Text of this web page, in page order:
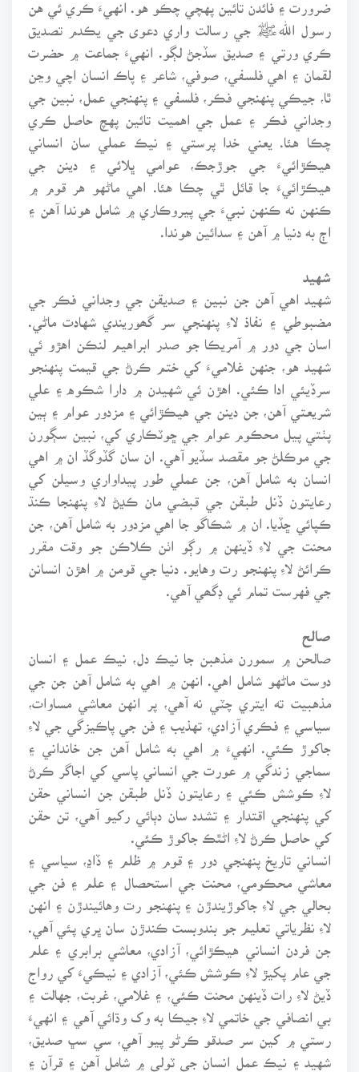
ضرورت ۽ فائدن تائين پهچي چڪو هو. انهيءَ ڪري ئي هن
رسول اللهﷺ جي رسالت واري دعوى جي يڪدم تصديق
ڪري ورتي ۽ صديق سڏجڻ لڳو. انهيءَ جماعت ۾ حضرت
لقمان ۽ اهي فلسفي، صوفي، شاعر ۽ پاڪ انسان اچي وڃن
ٿا، جيڪي پنهنجي فڪر، فلسفي ۽ پنهنجي عمل، نبين جي
وجداني فڪر ۽ عمل جي اهميت تائين پهچ حاصل ڪري
چڪا هئا. يعني خدا پرستي ۽ نيڪ عملي سان انساني
هيڪڙائيءَ جي جوڙجڪ، عوامي ڀلائي ۽ دينن جي
هيڪڙائيءَ جا قائل ٿي چڪا هئا. اهي ماڻهو هر قوم ۾
ڪنهن نه ڪنهن نبيءَ جي پيروڪاري ۾ شامل هوندا آهن ۽
اڄ به دنيا ۾ آهن ۽ سدائين هوندا.
شهيد اهي آهن جن نبين ۽ صديقن جي وجداني فڪر جي
مضبوطي ۽ نفاذ لاءِ پنهنجي سر گھوريندي شهادت ماڻي.
اسان جي دور ۾ آمريڪا جو صدر ابراهيم لنڪن اهڙو ئي
شهيد هو، جنهن غلاميءَ کي ختم ڪرڻ جي قيمت پنهنجو
سرڏيئي ادا ڪئي. اهڙن ئي شهيدن ۾ دارا شڪوه ۽ علي
شريعتي آهن، جن دينن جي هيڪڙائي ۽ مزدور عوام ۽ ٻين
پٺتي پيل محڪوم عوام جي ڇوٽڪاري کي، نبين سڳورن
جي موڪلڻ جو مقصد سڏيو آهي. ان سان گڏوگڏ ان ۾ اهي
انسان به شامل آهن، جن عملي طور پيداواري وسيلن کي
رعايتون ڏنل طبقن جي قبضي مان ڪڍڻ لاءِ پنهنجا ڪنڌ
ڪپائي ڇڏيا. ان ۾ شڪاگو جا اهي مزدور به شامل آهن، جن
محنت جي لاءِ ڏينهن ۾ رڳو اٺن ڪلاڪن جو وقت مقرر
ڪرائڻ لاءِ پنهنجو رت وهايو. دنيا جي قومن ۾ اهڙن انسانن
جي فهرست تمام ئي ڊگھي آهي.
صالح
صالحن ۾ سمورن مذهبن جا نيڪ دل، نيڪ عمل ۽ انسان
دوست ماڻهو شامل اهي. انهن ۾ اهي به شامل آهن جن جي
مذهبيت ته ايتري چٽي نه آهي، پر انهن معاشي مساوات،
سياسي ۽ فڪري آزادي، تهذيب ۽ فن جي پاڪيزگي جي لاءِ
جاکوڙ ڪئي. انهيءَ ۾ اهي به شامل آهن جن خانداني ۽
سماجي زندگي ۾ عورت جي انساني پاسي کي اجاگر ڪرڻ
لاءِ ڪوشش ڪئي ۽ رعايتون ڏنل طبقن جن انساني حقن
کي پنهنجي اقتدار ۽ تشدد سان دٻائي رکيو آهي، تن حقن
کي حاصل ڪرڻ لاءِ اڻٿڪ جاکوڙ ڪئي.
انساني تاريخ پنهنجي دور ۽ قوم ۾ ظلم ۽ ڏاڍ، سياسي ۽
معاشي محڪومي، محنت جي استحصال ۽ علم ۽ فن جي
بحالي جي لاءِ جاکوڙيندڙن ۽ پنهنجو رت وهائيندڙن ۽ انهن
لاءِ نظرياتي تعليم جو بندوبست ڪندڙن سان ڀري پئي آهي.
جن فردن انساني هيڪڙائي، آزادي، معاشي برابري ۽ علم
جي عام پکيڙ لاءِ ڪوشش ڪئي، آزادي ۽ نيڪيءَ کي رواج
ڏيڻ لاءِ رات ڏينهن محنت ڪئي، ۽ غلامي، غربت، جهالت ۽
بي انصافي جي خاتمي لاءِ جيڪا به وک وڌائي آهي ۽ انهيءَ
رستي ۾ کين سر صدقو ڪرڻو پيو آهي، سي سڀ صديق،
شهيد ۽ نيڪ عمل انسان جي ٽولي ۾ شامل آهن ۽ قرآن ۽